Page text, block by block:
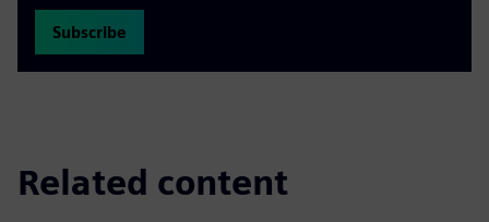
Subscribe
Related content